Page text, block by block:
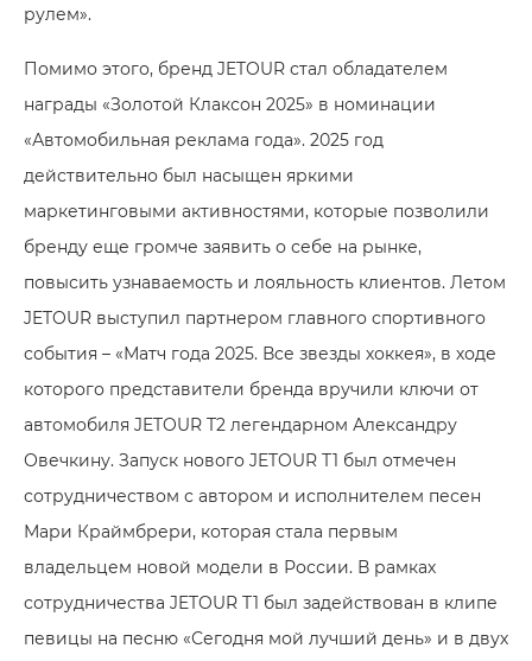
рулем».
Помимо этого, бренд JETOUR стал обладателем
награды «Золотой Клаксон 2025» в номинации
«Автомобильная реклама года». 2025 год
действительно был насыщен яркими
маркетинговыми активностями, которые позволили
бренду еще громче заявить о себе на рынке,
повысить узнаваемость и лояльность клиентов. Летом
JETOUR выступил партнером главного спортивного
события – «Матч года 2025. Все звезды хоккея», в ходе
которого представители бренда вручили ключи от
автомобиля JETOUR T2 легендарном Александру
Овечкину. Запуск нового JETOUR T1 был отмечен
сотрудничеством с автором и исполнителем песен
Мари Краймбрери, которая стала первым
владельцем новой модели в России. В рамках
сотрудничества JETOUR T1 был задействован в клипе
певицы на песню «Сегодня мой лучший день» и в двух